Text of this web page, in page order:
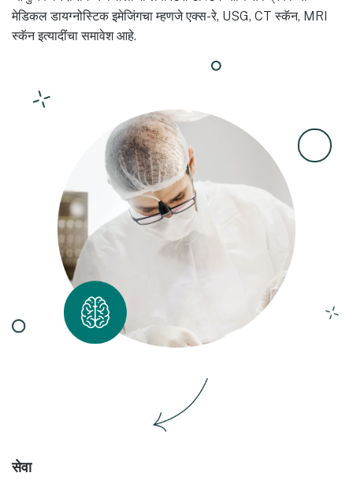
मेडिकल डायग्नोस्टिक इमेजिंगचा म्हणजे एक्स-रे, USG, CT स्कॅन, MRI
स्कॅन इत्यादींचा समावेश आहे.
सेवा